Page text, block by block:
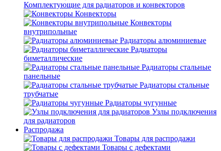
Комплектующие для радиаторов и конвекторов
Конвекторы
Конвекторы
внутрипольные
Радиаторы алюминиевые
Радиаторы
биметаллические
Радиаторы стальные
панельные
Радиаторы стальные
трубчатые
Радиаторы чугунные
Узлы подключения
для радиаторов
Распродажа
Товары для распродажи
Товары с дефектами